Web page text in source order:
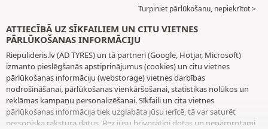
Turpiniet pārlūkošanu, nepiekrītot >
ATTIECĪBĀ UZ SĪKFAILIEM UN CITU VIETNES
PĀRLŪKOŠANAS INFORMĀCIJU
Riepulideris.lv (AD TYRES) un tā partneri (Google, Hotjar, Microsoft)
izmanto pieslēgšanās apstiprinājumus (cookies) un citu vietnes
pārlūkošanas informāciju (webstorage) vietnes darbības
nodrošināšanai, pārlūkošanas vienkāršošanai, statistikas nolūkos un
reklāmas kampaņu personalizēšanai. Sīkfaili un cita vietnes
pārlūkošanas informācija tiek uzglabāta jūsu ierīcē, tā var saturēt
personiska rakstura datus. Bez jūsu brīvprātīgi dotas un nepārprotami